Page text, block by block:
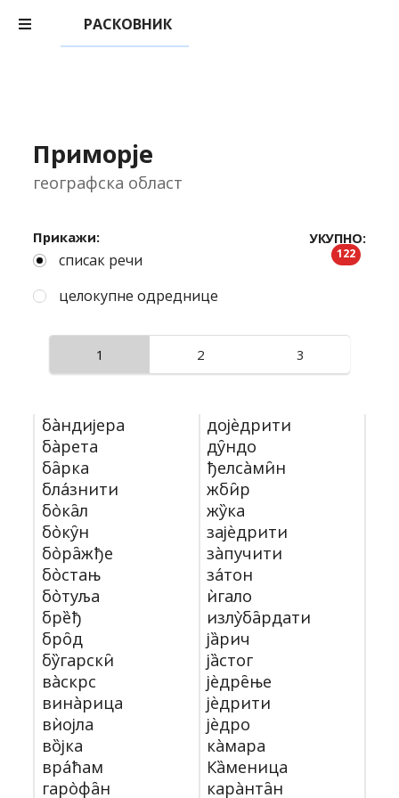
РАСКОВНИК
Приморје
географска област
Прикажи:
списак речи
целокупне одреднице
УКУПНО:
122
1 2 3
ба̀ндијера
ба̀рета
ба̑рка
бла́знити
бо̀ка̑л
бо̀ку̑н
бо̀ра̑жђе
бо̀стањ
бо̀туља
бре̏ђ
бро̑д
бу̏гарски̑
ва̀скрс
вина̀рица
вѝојла
во̏јка
вра́ћам
гаро̀фа̑н
дојѐдрити
ду̑ндо
ђелса̀ми̑н
жби̑р
жу̏ка
зајѐдрити
за̀пучити
за́тон
ѝгало
излу̀ба̑рдати
ја̏рич
ја̏стог
јѐдре̑ње
јѐдрити
јѐдро
ка̀мара
Ка̏меница
кара̀нта̑н